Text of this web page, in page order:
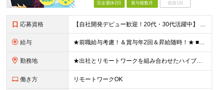
完全週休2日 賞与複数月 面接1回
応募資格 【自社開発デビュー歓迎！20代・30代活躍中】 ★経験浅めの方も大歓迎！ ★保守、運用、テスターの方も歓迎！ ★歯科医療の専門知識は不要！ ■学歴不問 ■ITに関する何らかの経験・知識のある方 ★求
給与 ★前職給与考慮！＆賞与年2回＆昇給随時！★ ■月給29万円～42万円＋賞与年2回＋交通費 ※前職の給与やスキルを考慮し決定します ※固定残業代（月45時間分／7万7,000円～11万1,000円）を
勤務地 ★出社とリモートワークを組み合わせたハイブリッド勤務！ ★幡ヶ谷駅から徒歩1分！ 【本社】 東京都渋谷区幡ヶ谷1-34-14 宝ビル3F ※(変更の範囲)上記を除く当社関連勤務地
働き方 リモートワークOK